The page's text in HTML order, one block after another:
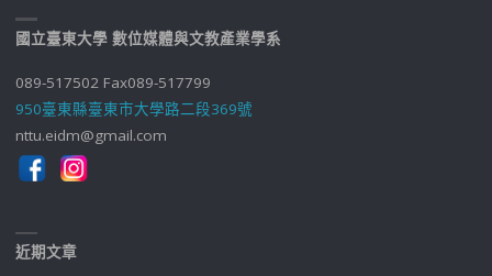
國立臺東大學 數位媒體與文教產業學系
089-517502 Fax089-517799
950臺東縣臺東市大學路二段369號
nttu.eidm@gmail.com
近期文章